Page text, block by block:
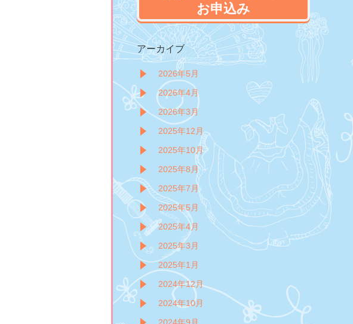
お申込み
アーカイブ
2026年5月
2026年4月
2026年3月
2025年12月
2025年10月
2025年8月
2025年7月
2025年5月
2025年4月
2025年3月
2025年1月
2024年12月
2024年10月